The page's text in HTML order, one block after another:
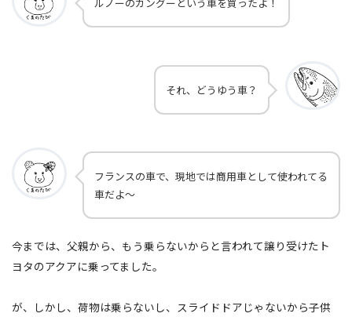
ルノーのカングーという車を買ったよ！
それ、どうゆう車？
フランスの車で、現地では商用車として使われてる
車だよ〜
今までは、父親から、もう乗らないからと言われて譲り受けたト
ヨタのアクアに乗ってました。
が、しかし、荷物は乗らないし、スライドドアじゃないから子供